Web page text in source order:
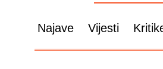
Najave Vijesti